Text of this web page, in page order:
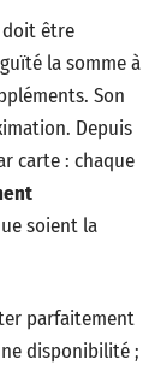
doit être
la somme à
Son
Depuis
carte : chaque
soient la
parfaitement
disponibilité ;